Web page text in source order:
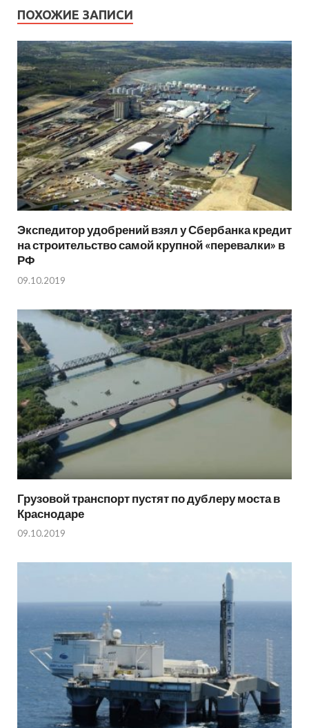
ПОХОЖИЕ ЗАПИСИ
Экспедитор удобрений взял у Сбербанка кредит
на строительство самой крупной «перевалки» в
РФ
09.10.2019
Грузовой транспорт пустят по дублеру моста в
Краснодаре
09.10.2019